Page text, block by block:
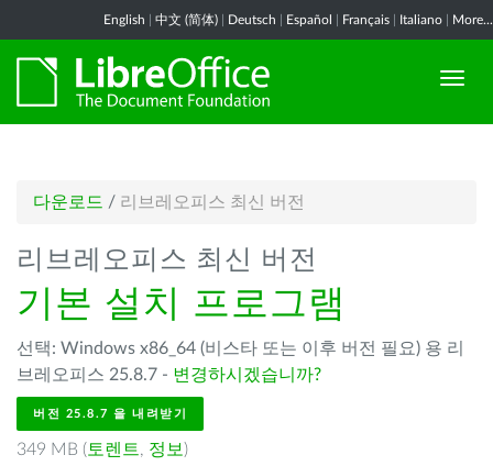
English 中文 (简体) Deutsch Español Français Italiano More...
다운로드 / 리브레오피스 최신 버전
리브레오피스 최신 버전
기본 설치 프로그램
선택: Windows x86_64 (비스타 또는 이후 버전 필요) 용 리
브레오피스 25.8.7 - 변경하시겠습니까?
버전 25.8.7 을 내려받기
349 MB ( 토렌트, 정보 )